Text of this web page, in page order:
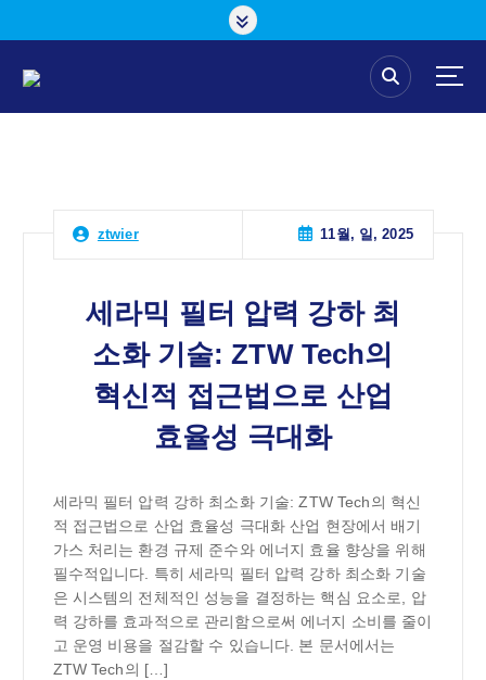
ztwier 11월, 일, 2025
세라믹 필터 압력 강하 최
소화 기술: ZTW Tech의
혁신적 접근법으로 산업
효율성 극대화
세라믹 필터 압력 강하 최소화 기술: ZTW Tech의 혁신
적 접근법으로 산업 효율성 극대화 산업 현장에서 배기
가스 처리는 환경 규제 준수와 에너지 효율 향상을 위해
필수적입니다. 특히 세라믹 필터 압력 강하 최소화 기술
은 시스템의 전체적인 성능을 결정하는 핵심 요소로, 압
력 강하를 효과적으로 관리함으로써 에너지 소비를 줄이
고 운영 비용을 절감할 수 있습니다. 본 문서에서는
ZTW Tech의 […]